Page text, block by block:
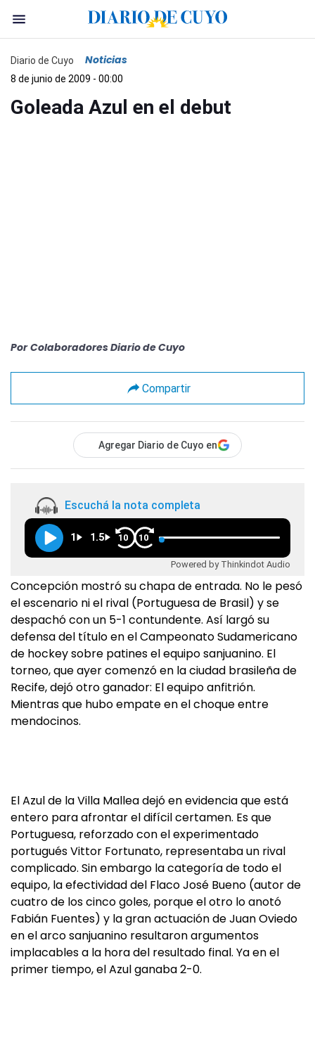
Diario de Cuyo Noticias
8 de junio de 2009 - 00:00
Goleada Azul en el debut
Por Colaboradores Diario de Cuyo
Compartir
Agregar Diario de Cuyo en
Escuchá la nota completa
1 1.5 10 10
Powered by Thinkindot Audio
Concepción mostró su chapa de entrada. No le pesó
el escenario ni el rival (Portuguesa de Brasil) y se
despachó con un 5-1 contundente. Así largó su
defensa del título en el Campeonato Sudamericano
de hockey sobre patines el equipo sanjuanino. El
torneo, que ayer comenzó en la ciudad brasileña de
Recife, dejó otro ganador: El equipo anfitrión.
Mientras que hubo empate en el choque entre
mendocinos.
El Azul de la Villa Mallea dejó en evidencia que está
entero para afrontar el difícil certamen. Es que
Portuguesa, reforzado con el experimentado
portugués Vittor Fortunato, representaba un rival
complicado. Sin embargo la categoría de todo el
equipo, la efectividad del Flaco José Bueno (autor de
cuatro de los cinco goles, porque el otro lo anotó
Fabián Fuentes) y la gran actuación de Juan Oviedo
en el arco sanjuanino resultaron argumentos
implacables a la hora del resultado final. Ya en el
primer tiempo, el Azul ganaba 2-0.